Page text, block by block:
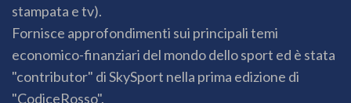
stampata e tv).
Fornisce approfondimenti sui principali temi
economico-finanziari del mondo dello sport ed è stata
"contributor" di SkySport nella prima edizione di
"CodiceRosso".